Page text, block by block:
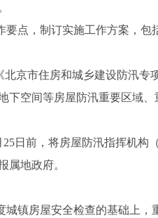
点，制订实施工作方案，
京市住房和城乡建设防汛
空间等房屋防汛重要区域
日前，将房屋防汛指挥机
属地政府。
镇房屋安全检查的基础上